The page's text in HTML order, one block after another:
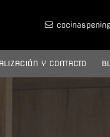
cocinaspenin
Y CONTACTO